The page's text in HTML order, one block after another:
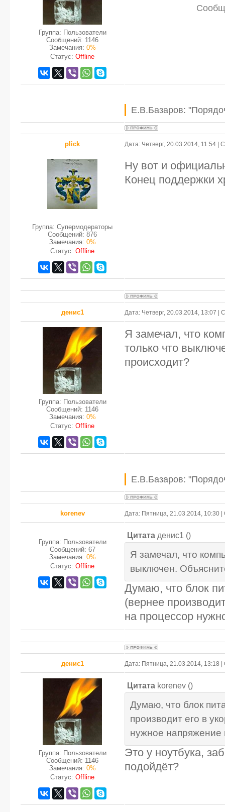
Группа: Пользователи
Сообщений: 1146
Замечания: 0%
Статус: Offline
Е.В.Базаров:
plick Дата: Четверг, 20.03.2014, 11:54
Группа: Супермодераторы
Сообщений: 876
Замечания: 0%
Статус: Offline
Ну вот и
Конец поддержки
денис1 Дата: Четверг, 20.03.2014, 13:07
Группа: Пользователи
Сообщений: 1146
Замечания: 0%
Статус: Offline
Я замечал, что
только что
происходит?
Е.В.Базаров:
korenev Дата: Пятница, 21.03.2014, 10:30
Группа: Пользователи
Сообщений: 67
Замечания: 0%
Статус: Offline
Цитата денис1 ()
Я замечал, что
выключен.
Думаю, что блок
(вернее
на процессор
денис1 Дата: Пятница, 21.03.2014, 13:18
Группа: Пользователи
Сообщений: 1146
Замечания: 0%
Статус: Offline
Цитата korenev ()
Думаю, что блок
производит его в
нужное напряжение
Это у ноутбука,
подойдёт?